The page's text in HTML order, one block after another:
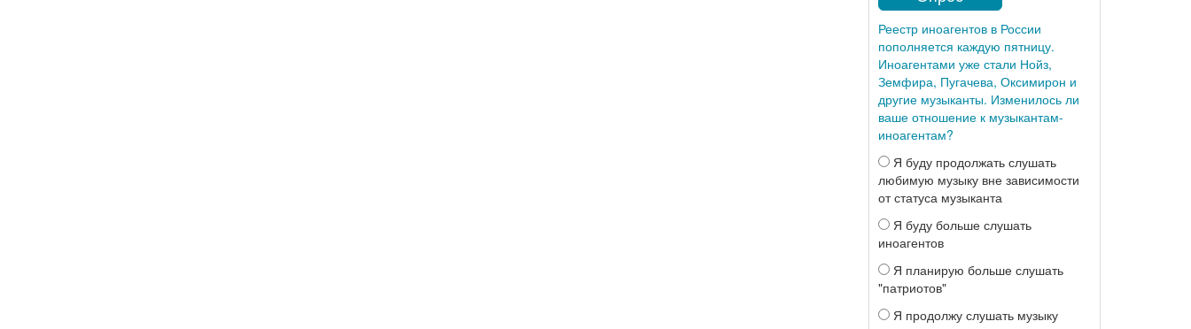
Реестр иноагентов в России
пополняется каждую пятницу.
Иноагентами уже стали Нойз,
Земфира, Пугачева, Оксимирон и
другие музыканты. Изменилось ли
ваше отношение к музыкантам-
иноагентам?
Я буду продолжать слушать
любимую музыку вне зависимости
от статуса музыканта
Я буду больше слушать
иноагентов
Я планирую больше слушать
"патриотов"
Я продолжу слушать музыку